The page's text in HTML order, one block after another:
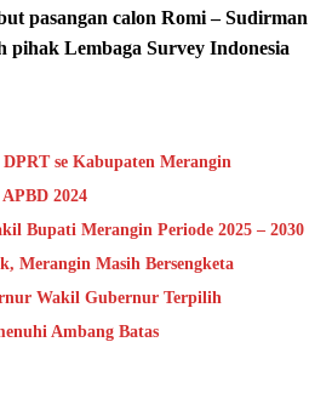
pasangan calon Romi – Sudirman
pihak Lembaga Survey Indonesia
se Kabupaten Merangin
2024
Bupati Merangin Periode 2025 – 2030
Merangin Masih Bersengketa
Wakil Gubernur Terpilih
Ambang Batas